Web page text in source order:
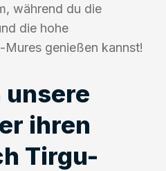
während du die
die hohe
genießen kannst!
unsere
ihren
Tirgu-